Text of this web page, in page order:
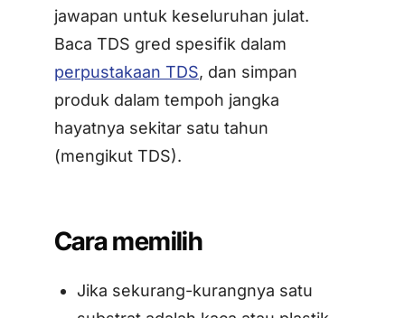
jawapan untuk keseluruhan julat.
Baca TDS gred spesifik dalam
perpustakaan TDS, dan simpan
produk dalam tempoh jangka
hayatnya sekitar satu tahun
(mengikut TDS).
Cara memilih
Jika sekurang-kurangnya satu